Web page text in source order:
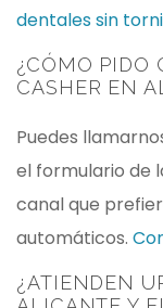
dentales sin
¿CÓMO PIDO
CASHER EN
Puedes
el formulario de
canal que
automáticos.
¿ATIENDEN